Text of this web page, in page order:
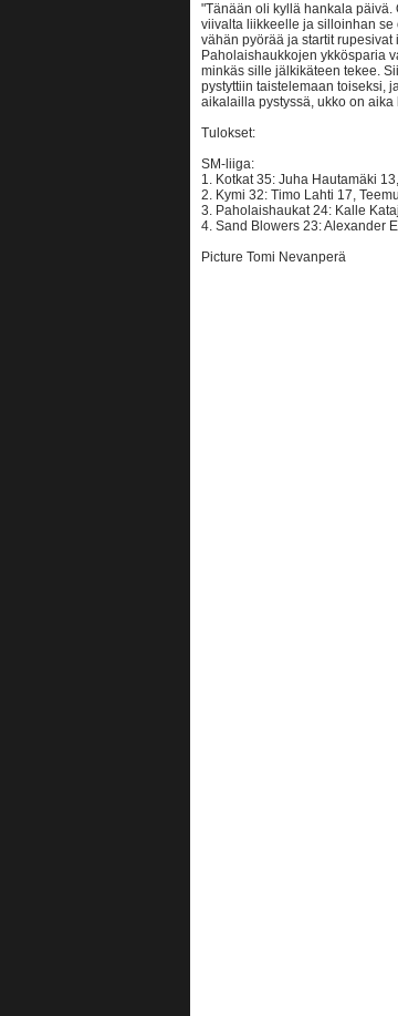
"Tänään oli kyllä hankala päivä.
viivalta liikkeelle ja silloinhan se
vähän pyörää ja startit
Paholaishaukkojen ykkösparia
minkäs sille jälkikäteen tekee.
pystyttiin taistelemaan toiseksi,
aikalailla pystyssä, ukko on
Tulokset:
SM-liiga:
1. Kotkat 35: Juha Hautamäki
2. Kymi 32: Timo Lahti 17,
3. Paholaishaukat 24: Kalle
4. Sand Blowers 23: Alexander
Picture Tomi Nevanperä